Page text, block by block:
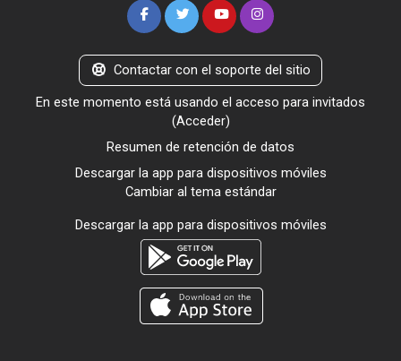
Contactar con el soporte del sitio
En este momento está usando el acceso para invitados
(Acceder)
Resumen de retención de datos
Descargar la app para dispositivos móviles
Cambiar al tema estándar
Descargar la app para dispositivos móviles